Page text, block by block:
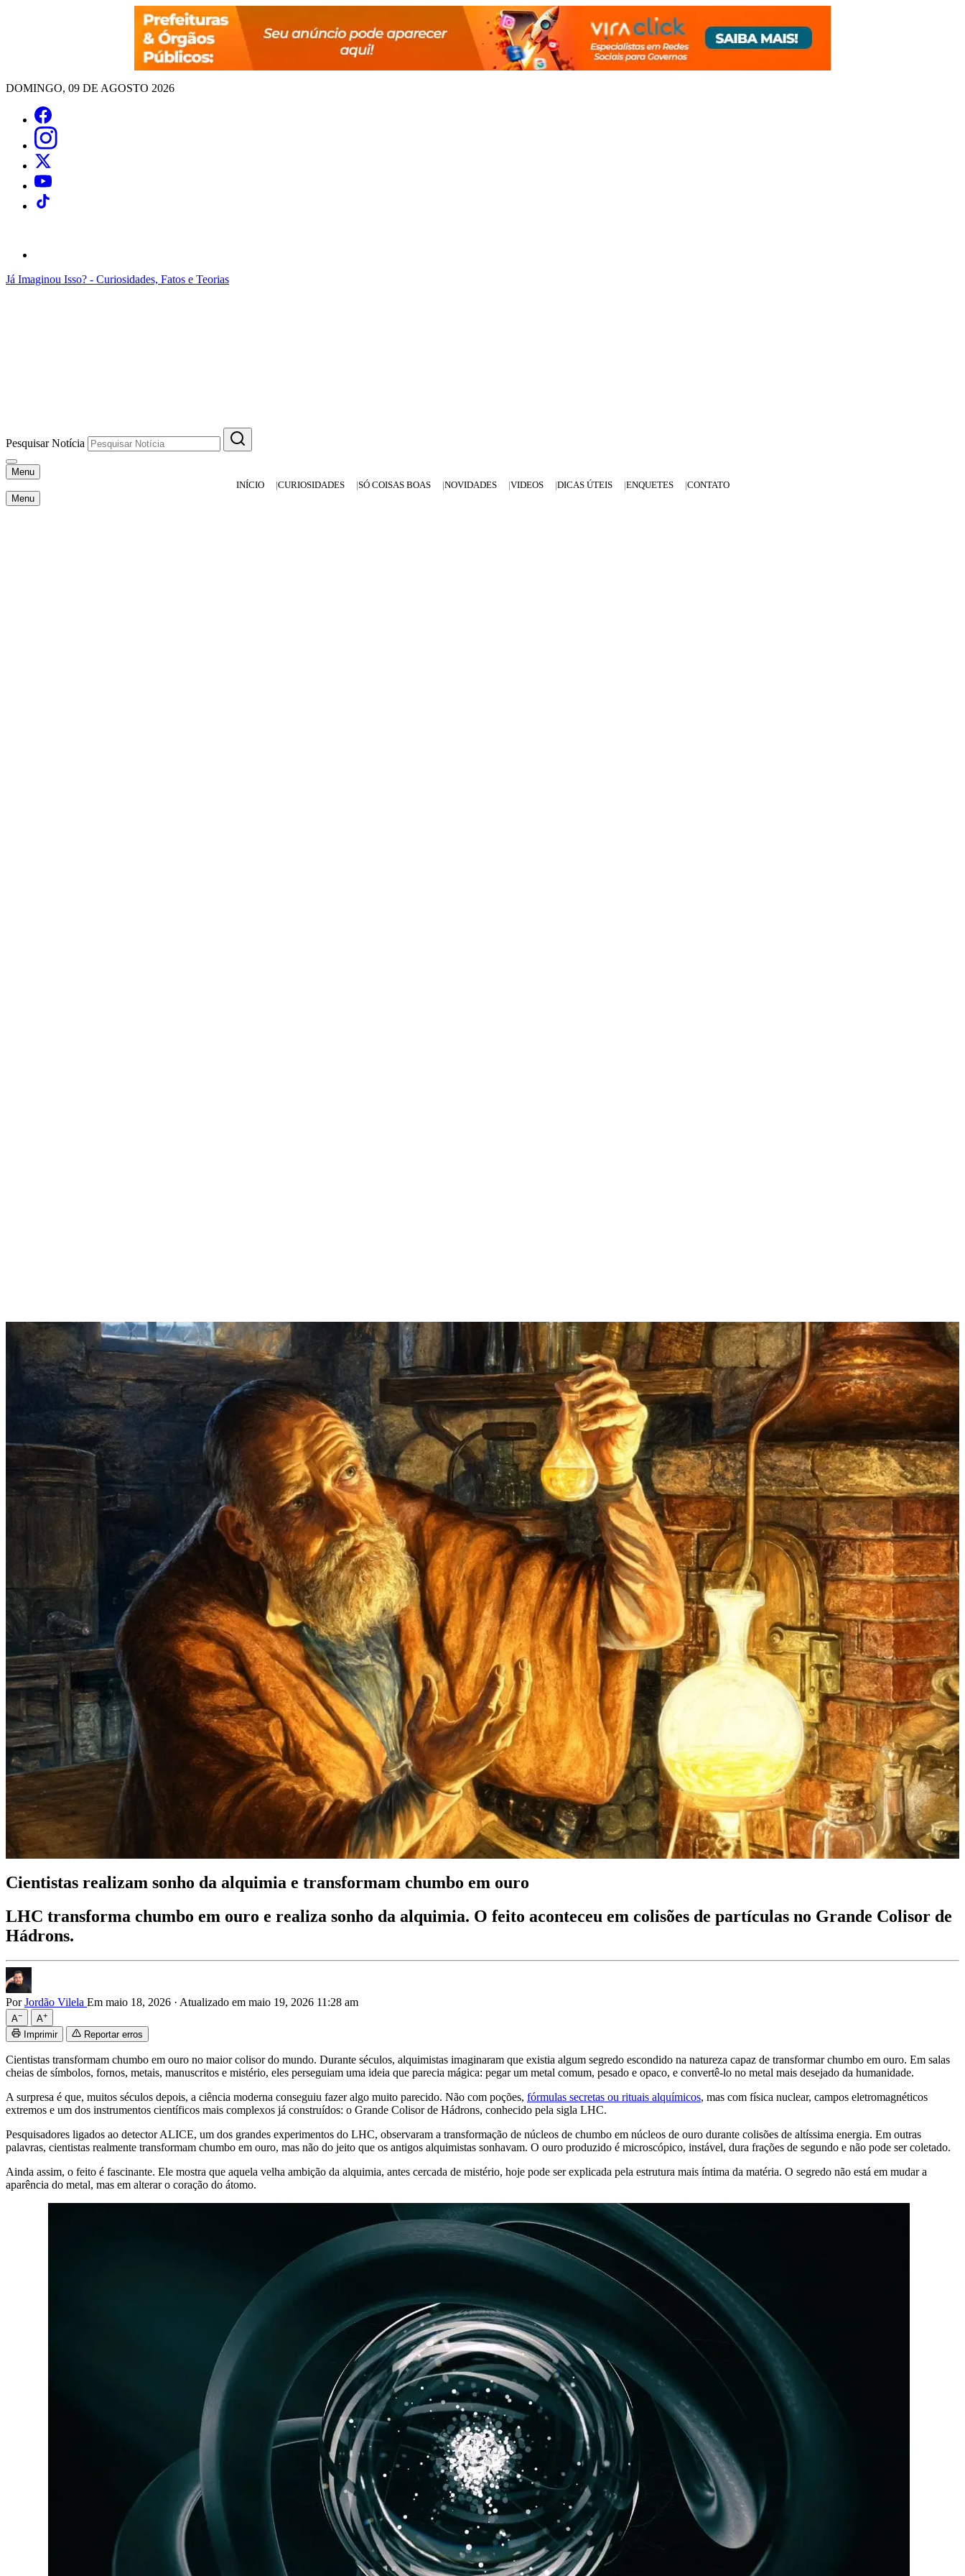
DOMINGO, 09 DE AGOSTO 2026
Já Imaginou Isso? - Curiosidades, Fatos e Teorias
Pesquisar Notícia
Menu
INÍCIO
CURIOSIDADES SÓ COISAS BOAS NOVIDADES VIDEOS DICAS ÚTEIS ENQUETES
CONTATO
Menu
Cientistas realizam sonho da alquimia e transformam chumbo em ouro
LHC transforma chumbo em ouro e realiza sonho da alquimia. O feito aconteceu em colisões de partículas no Grande Colisor de
Hádrons.
PorJordão Vilela Em maio 18, 2026 · Atualizado em maio 19, 2026 11:28 am
A− A+
Imprimir Reportar erros
Cientistas transformam chumbo em ouro no maior colisor do mundo. Durante séculos, alquimistas imaginaram que existia algum segredo escondido na natureza capaz de transformar chumbo em ouro. Em salas
cheias de símbolos, fornos, metais, manuscritos e mistério, eles perseguiam uma ideia que parecia mágica: pegar um metal comum, pesado e opaco, e convertê-lo no metal mais desejado da humanidade.
A surpresa é que, muitos séculos depois, a ciência moderna conseguiu fazer algo muito parecido. Não com poções, fórmulas secretas ou rituais alquímicos, mas com física nuclear, campos eletromagnéticos
extremos e um dos instrumentos científicos mais complexos já construídos: o Grande Colisor de Hádrons, conhecido pela sigla LHC.
Pesquisadores ligados ao detector ALICE, um dos grandes experimentos do LHC, observaram a transformação de núcleos de chumbo em núcleos de ouro durante colisões de altíssima energia. Em outras
palavras, cientistas realmente transformam chumbo em ouro, mas não do jeito que os antigos alquimistas sonhavam. O ouro produzido é microscópico, instável, dura frações de segundo e não pode ser coletado.
Ainda assim, o feito é fascinante. Ele mostra que aquela velha ambição da alquimia, antes cercada de mistério, hoje pode ser explicada pela estrutura mais íntima da matéria. O segredo não está em mudar a
aparência do metal, mas em alterar o coração do átomo.